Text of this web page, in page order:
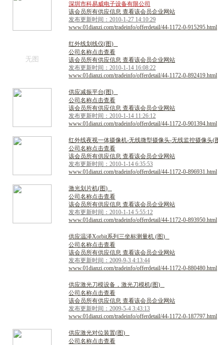
深圳市科易威电子设备有限公司
该会员所有供应信息 查看该会员企业网站
发布更新时间：2010-1-27 14:10:29
www.01dianzi.com/tradeinfo/offerdetail/44-1172-0-915295.html
无图
红外线划 线仪(图)
公司名称点击查看
该会员所有供应信息 查看该会员企业网站
发布更新时间：2010-1-14 16:08:22
www.01dianzi.com/tradeinfo/offerdetail/44-1172-0-892419.html
供应减振平台(图)
公司名称点击查看
该会员所有供应信息 查看该会员企业网站
发布更新时间：2010-1-14 11:26:12
www.01dianzi.com/tradeinfo/offerdetail/44-1172-0-901394.html
红外线夜视一体摄像机-无线微型摄像头-无线监控摄像头(
公司名称点击查看
该会员所有供应信息 查看该会员企业网站
发布更新时间：2010-1-14 6:35:53
www.01dianzi.com/tradeinfo/offerdetail/44-1172-0-896931.html
激光划 片机(图)
公司名称点击查看
该会员所有供应信息 查看该会员企业网站
发布更新时间：2010-1-14 5:55:12
www.01dianzi.com/tradeinfo/offerdetail/44-1172-0-893950.html
供应温泽Xorbit系列 三坐标测量机 (图)
公司名称点击查看
该会员所有供应信息 查看该会员企业网站
发布更新时间：2009-9-3 4:13:44
www.01dianzi.com/tradeinfo/offerdetail/44-1172-0-880480.html
供应激光刀模设备 ， 激光刀模机(图)
公司名称点击查看
该会员所有供应信息 查看该会员企业网站
发布更新时间：2009-5-4 3:43:13
www.01dianzi.com/tradeinfo/offerdetail/44-1172-0-187797.html
供应激光对位装置(图)
公司名称点击查看